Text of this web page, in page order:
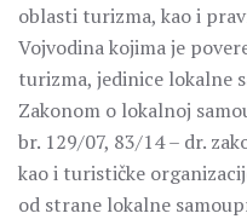
oblasti turizma, kao i
Vojvodina kojima je
turizma, jedinice lokalne
Zakonom o lokalnoj
br. 129/07, 83/14 – dr.
kao i turističke
od strane lokalne